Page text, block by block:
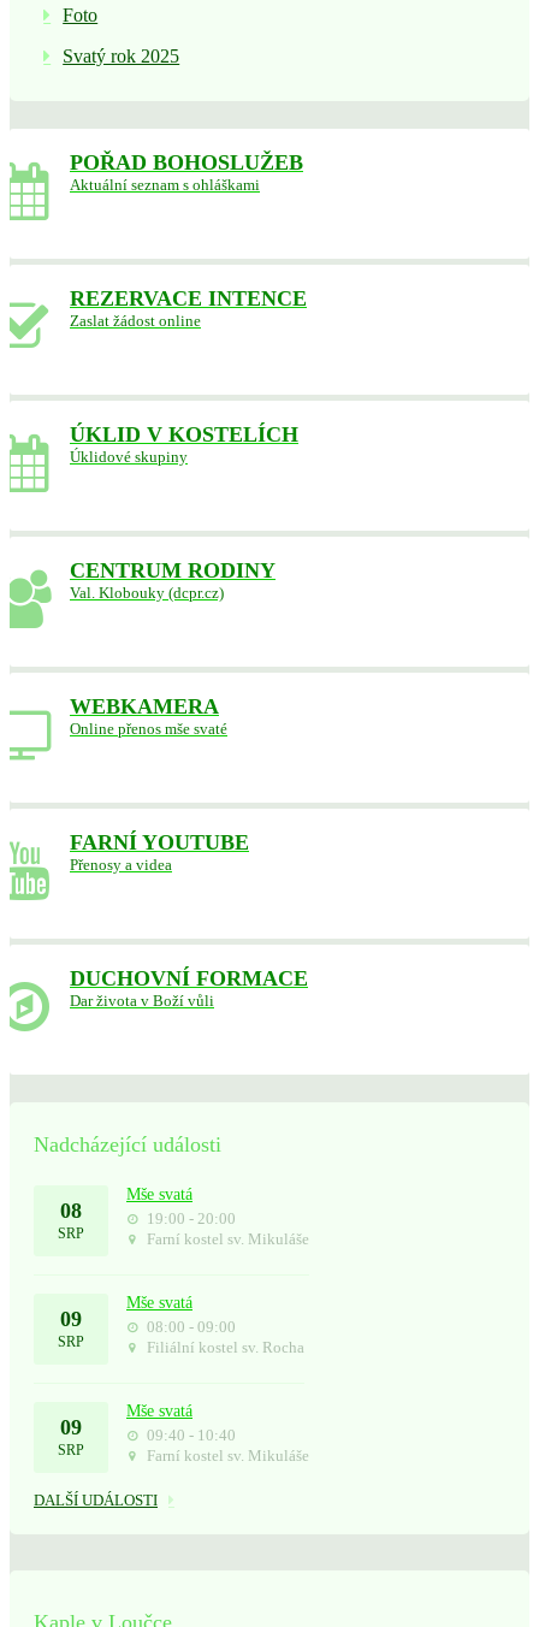
Foto
Svatý rok 2025
POŘAD BOHOSLUŽEB
Aktuální seznam s ohláškami
REZERVACE INTENCE
Zaslat žádost online
ÚKLID V KOSTELÍCH
Úklidové skupiny
CENTRUM RODINY
Val. Klobouky (dcpr.cz)
WEBKAMERA
Online přenos mše svaté
FARNÍ YOUTUBE
Přenosy a videa
DUCHOVNÍ FORMACE
Dar života v Boží vůli
Nadcházející události
08
SRP
Mše svatá
19:00 - 20:00
Farní kostel sv. Mikuláše
09
SRP
Mše svatá
08:00 - 09:00
Filiální kostel sv. Rocha
09
SRP
Mše svatá
09:40 - 10:40
Farní kostel sv. Mikuláše
DALŠÍ UDÁLOSTI
Kaple v Loučce